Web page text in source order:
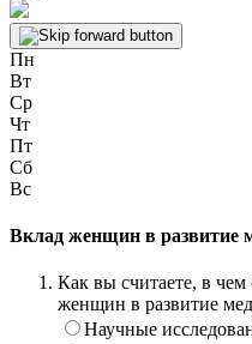
Пн
Вт
Ср
Чт
Пт
Сб
Вс
Вклад женщин в развитие
Как вы считаете, в чем
женщин в развитие
Научные